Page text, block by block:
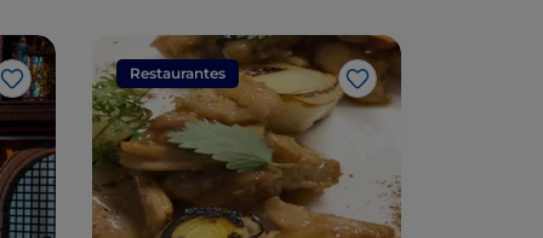
Gosto
Restaurantes
Gosto